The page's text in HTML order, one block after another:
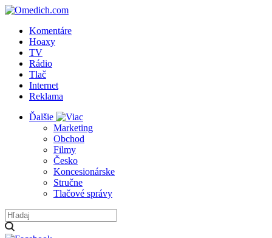
Komentáre
Hoaxy
TV
Rádio
Tlač
Internet
Reklama
Ďalšie
Marketing
Obchod
Filmy
Česko
Koncesionárske
Stručne
Tlačové správy